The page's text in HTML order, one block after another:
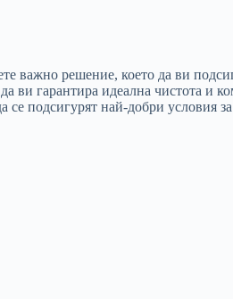
важно решение, което да ви
ви гарантира идеална чистота и
подсигурят най-добри условия